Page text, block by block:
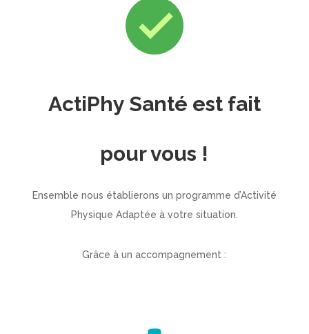
ActiPhy Santé est fait
pour vous !
Ensemble nous établierons un programme d’Activité
Physique Adaptée à votre situation.
Grâce à un accompagnement :